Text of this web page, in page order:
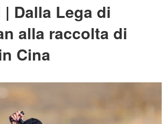
Dalla Lega di
alla raccolta di
Cina